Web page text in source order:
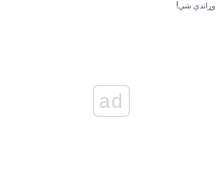
وړاندې شي!
ad